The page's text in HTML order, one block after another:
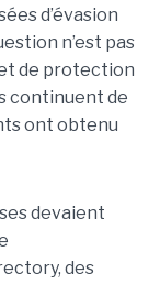
d’évasion
n’est pas
de protection
continuent de
ont obtenu
devaient
des